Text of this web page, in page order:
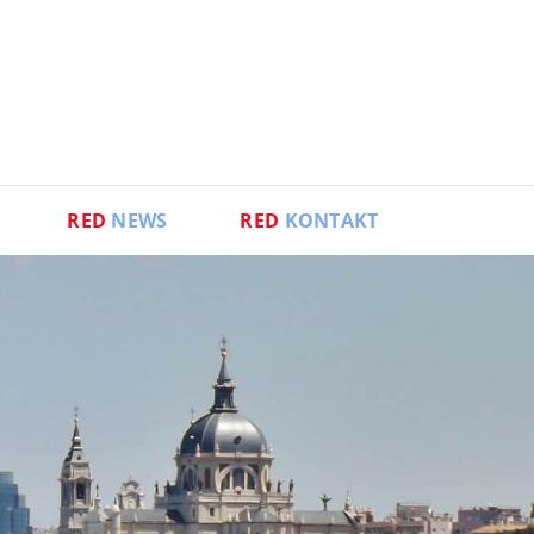
RED NEWS RED KONTAKT